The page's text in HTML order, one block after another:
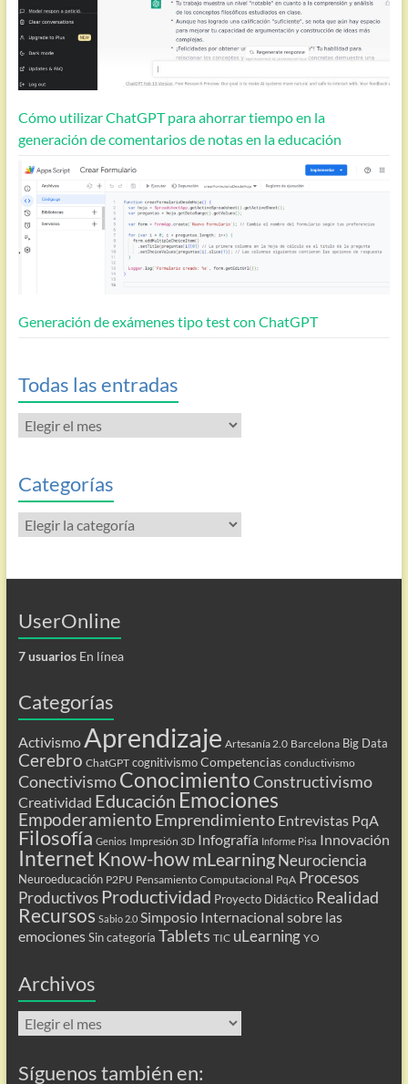
Cómo utilizar ChatGPT para ahorrar tiempo en la
generación de comentarios de notas en la educación
Generación de exámenes tipo test con ChatGPT
Todas las entradas
Todas
las
Categorías
Categorías
UserOnline
7 usuariosEn línea
Categorías
Activismo Aprendizaje Artesanía 2.0 Barcelona Big Data
Cerebro ChatGPT cognitivismo Competencias conductivismo
ConectivismoConocimientoConstructivismo
Creatividad Educación Emociones
Empoderamiento Emprendimiento Entrevistas PqA
Filosofía Genios Impresión 3D Infografía Informe Pisa Innovación
Internet Know-howmLearning Neurociencia
Neuroeducación P2PU Pensamiento Computacional PqA Procesos
Productivos Productividad Proyecto Didáctico Realidad
Recursos Sabio 2.0 Simposio Internacional sobre las
emociones Sin categoría Tablets TIC uLearning YO
Archivos
Archivos
Síguenos también en: